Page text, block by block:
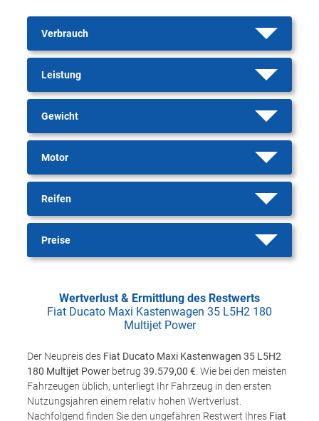
Verbrauch
Leistung
Gewicht
Motor
Reifen
Preise
Wertverlust & Ermittlung des Restwerts
Fiat Ducato Maxi Kastenwagen 35 L5H2 180
Multijet Power
Der Neupreis des Fiat Ducato Maxi Kastenwagen 35 L5H2
180 Multijet Power betrug 39.579,00 € . Wie bei den meisten
Fahrzeugen üblich, unterliegt Ihr Fahrzeug in den ersten
Nutzungsjahren einem relativ hohen Wertverlust.
Nachfolgend finden Sie den ungefähren Restwert Ihres Fiat